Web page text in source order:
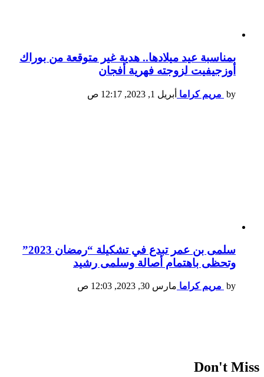
بمناسبة عيد ميلادها.. هدية غير متوقعة من بوراك
أوزجيفيت لزوجته فهرية أفجان
by مريم كراما أبريل 1, 2023, 12:17 ص
سلمى بن عمر تبدع في تشكيلة “رمضان 2023”
وتحظى باهتمام أصالة وسلمى رشيد
by مريم كراما مارس 30, 2023, 12:03 ص
Don't Miss